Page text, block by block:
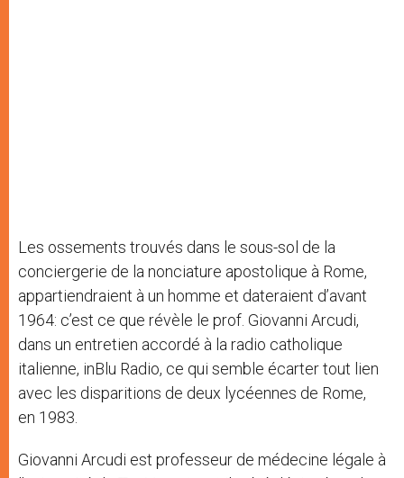
Les ossements trouvés dans le sous-sol de la
conciergerie de la nonciature apostolique à Rome,
appartiendraient à un homme et dateraient d’avant
1964: c’est ce que révèle le prof. Giovanni Arcudi,
dans un entretien accordé à la radio catholique
italienne, inBlu Radio, ce qui semble écarter tout lien
avec les disparitions de deux lycéennes de Rome,
en 1983.
Giovanni Arcudi est professeur de médecine légale à